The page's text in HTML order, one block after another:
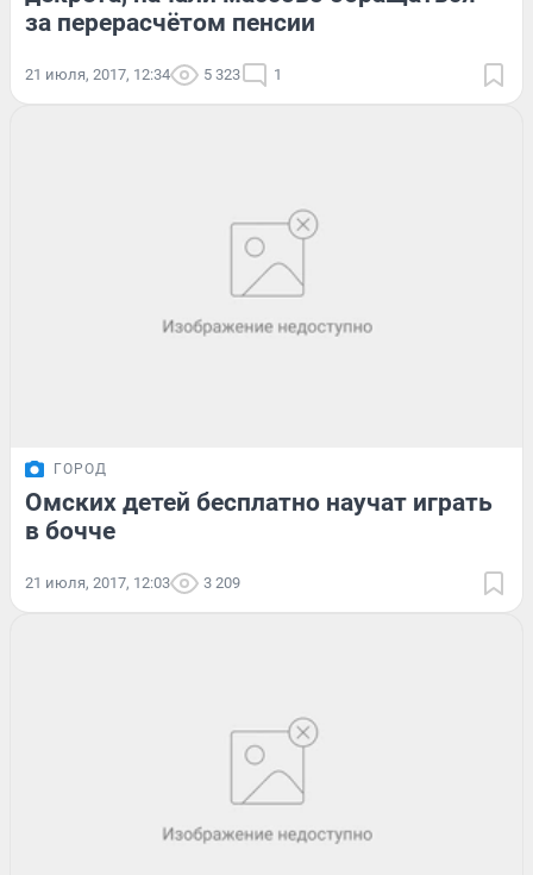
за перерасчётом пенсии
21 июля, 2017, 12:34 5 323 1
ГОРОД
Омских детей бесплатно научат играть
в бочче
21 июля, 2017, 12:03 3 209